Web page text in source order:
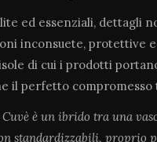
ed essenziali, dettagli
inconsuete, protettive
di cui i prodotti
il perfetto compromesso
è un ibrido tra una
standardizzabili, proprio